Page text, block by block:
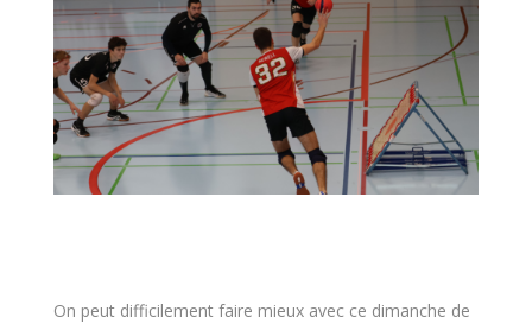
On peut difficilement faire mieux avec ce dimanche de